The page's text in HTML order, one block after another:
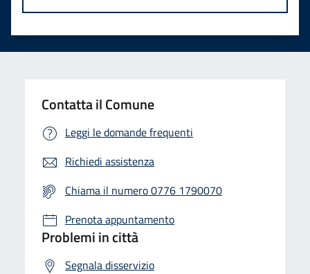
Contatta il Comune
Leggi le domande frequenti
Richiedi assistenza
Chiama il numero 0776 1790070
Prenota appuntamento
Problemi in città
Segnala disservizio